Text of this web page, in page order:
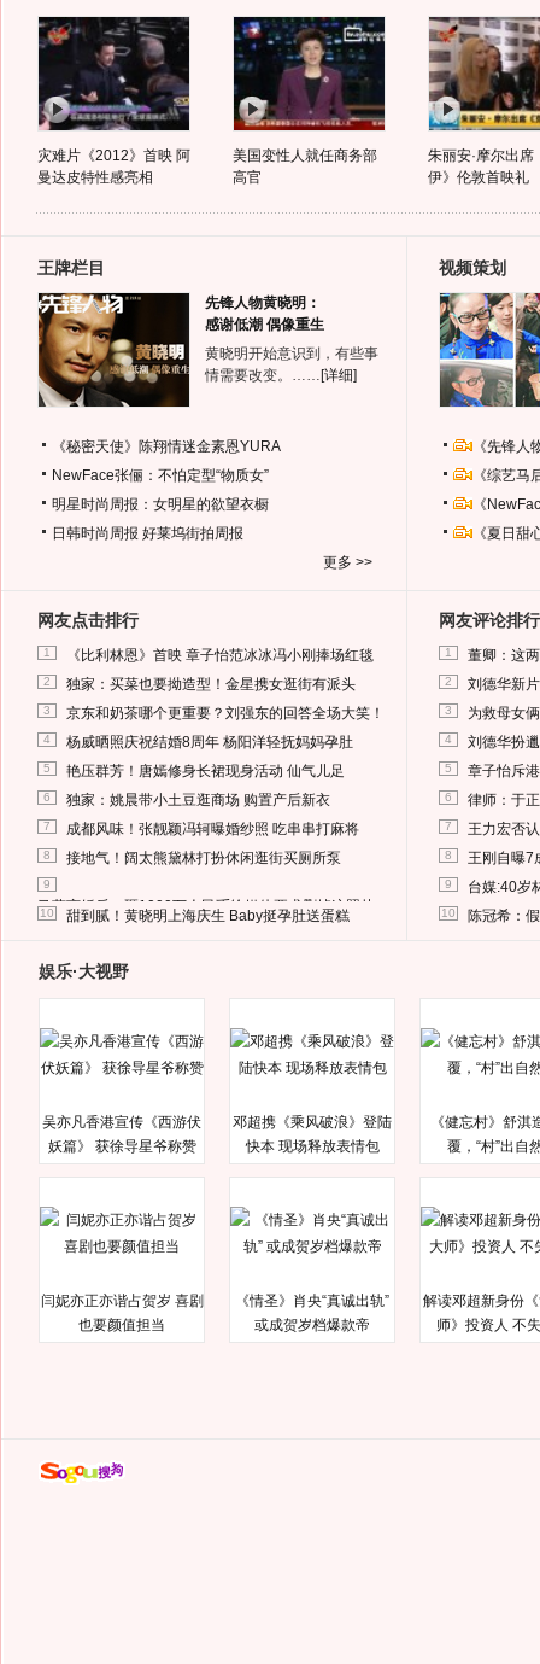
灾难片《2012》首映 阿
曼达皮特性感亮相
美国变性人就任商务部
高官
朱丽安·摩尔出席
伊》伦敦首映礼
王牌栏目
先锋人物黄晓明：
感谢低潮 偶像重生
黄晓明开始意识到，有些事
情需要改变。…… [详细]
《秘密天使》陈翔情迷金素恩YURA
NewFace张俪：不怕定型“物质女”
明星时尚周报：女明星的欲望衣橱
日韩时尚周报 好莱坞街拍周报
更多 >>
视频策划
《先锋
《综艺
《
《夏日
网友点击排行
1 《比利林恩》首映 章子怡范冰冰冯小刚捧场红毯
2 独家：买菜也要拗造型！金星携女逛街有派头
3 京东和奶茶哪个更重要？刘强东的回答全场大笑！
4 杨威晒照庆祝结婚8周年 杨阳洋轻抚妈妈孕肚
5 艳压群芳！唐嫣修身长裙现身活动 仙气儿足
6 独家：姚晨带小土豆逛商场 购置产后新衣
7 成都风味！张靓颖冯轲曝婚纱照 吃串串打麻将
8 接地气！阔太熊黛林打扮休闲逛街买厕所泵
9
马蓉离婚后，砸1000万人民币给媒体要求删掉这照片
10 甜到腻！黄晓明上海庆生 Baby挺孕肚送蛋糕
网友评论排行
1 董卿：这
2 刘德华新
3 为救母女
4 刘德华扮
5 章子怡斥
6 律师：于
7 王力宏否
8 王刚自曝7
9 台媒:40岁
10 陈冠希：
娱乐·大视野
吴亦凡香港宣传《西游伏
妖篇》 获徐导星爷称赞
邓超携《乘风破浪》登陆
快本 现场释放表情包
《健忘村》舒淇
覆，“村”出自
闫妮亦正亦谐占贺岁 喜剧
也要颜值担当
《情圣》肖央“真诚出轨”
或成贺岁档爆款帝
解读邓超新身份
师》投资人 不